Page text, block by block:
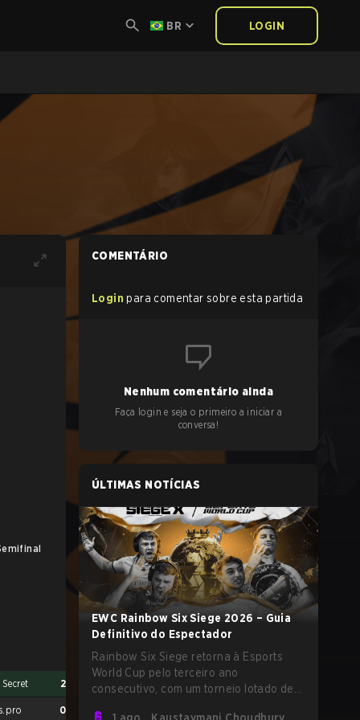
BR LOGIN
LB Final
2
0
COMENTÁRIO
Login para comentar sobre esta partida
Nenhum comentário ainda
Faça login e seja o primeiro a iniciar a
conversa!
ÚLTIMAS NOTÍCIAS
EWC Rainbow Six Siege 2026 – Guia
Definitivo do Espectador
Rainbow Six Siege retorna à Esports
World Cup pelo terceiro ano
consecutivo, com um torneio lotado de